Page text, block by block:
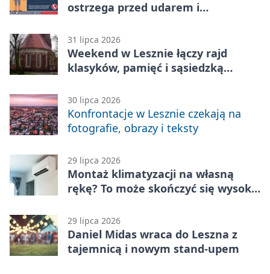
ostrzega przed udarem i
31 lipca 2026
Weekend w Lesznie łączy rajd
klasyków, pamięć i sąsiedzką
30 lipca 2026
Konfrontacje w Lesznie czekają na
fotografie, obrazy i teksty
29 lipca 2026
Montaż klimatyzacji na własną
rękę? To może skończyć się wysoką
29 lipca 2026
Daniel Midas wraca do Leszna z
tajemnicą i nowym stand-upem